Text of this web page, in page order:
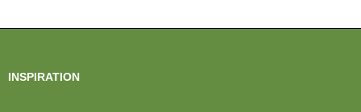
INSPIRATION